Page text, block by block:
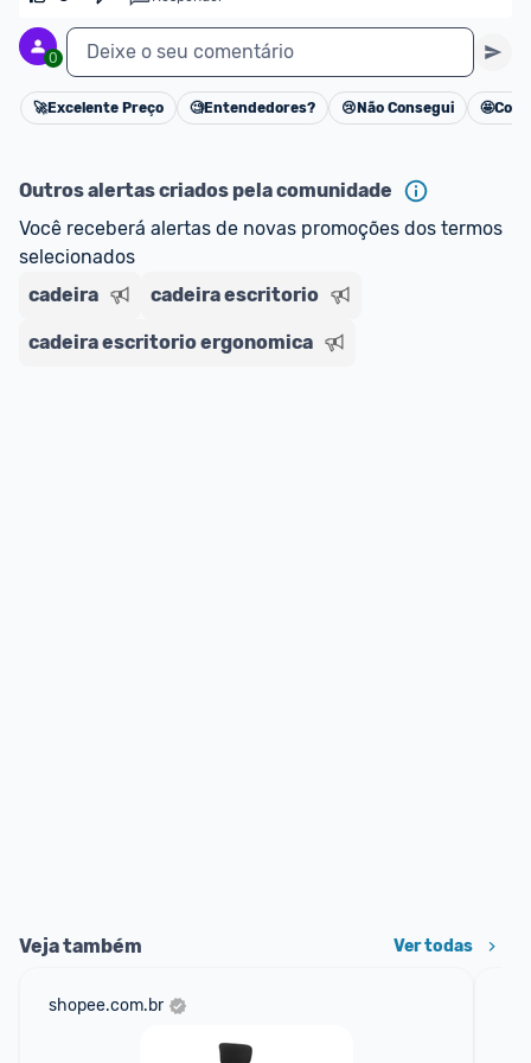
0 Deixe o seu comentário
Cancelar
🚀Excelente Preço 🧐Entendedores? 😢 Não Consegui 🤩
Outros alertas criados pela comunidade
Você receberá alertas de novas promoções dos termos
selecionados
cadeira
cadeira escritorio
cadeira escritorio ergonomica
Veja também Ver todas
shopee.com.br